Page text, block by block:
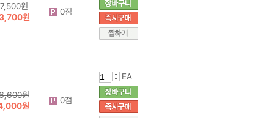
원
원
0점
원
원
0점
EA